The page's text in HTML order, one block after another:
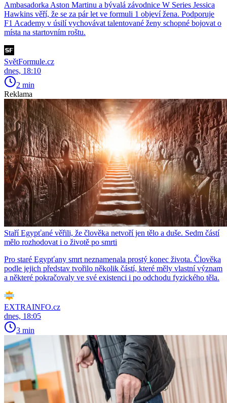
Ambasadorka Aston Martinu a bývalá závodnice W Series Jessica
Hawkins věří, že se za pár let ve formuli 1 objeví žena. Podporuje
F1 Academy v úsilí vychovávat talentované ženy schopné bojovat o
místa na startovním roštu.
SvětFormule.cz
dnes, 18:10
2 min
Reklama
Staří Egypťané věřili, že člověka netvoří jen tělo a duše. Sedm částí
mělo rozhodovat i o životě po smrti
Pro staré Egypťany smrt neznamenala prostý konec života. Člověka
podle jejich představ tvořilo několik částí, které měly vlastní význam
a některé pokračovaly ve své existenci i po odchodu fyzického těla.
EXTRAINFO.cz
dnes, 18:05
3 min